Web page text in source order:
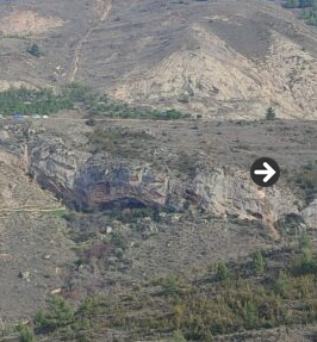
y
Peña
Bajenza
941m
desde
Islallana
pasando
por
Senda
Bonita
(La
Rioja)